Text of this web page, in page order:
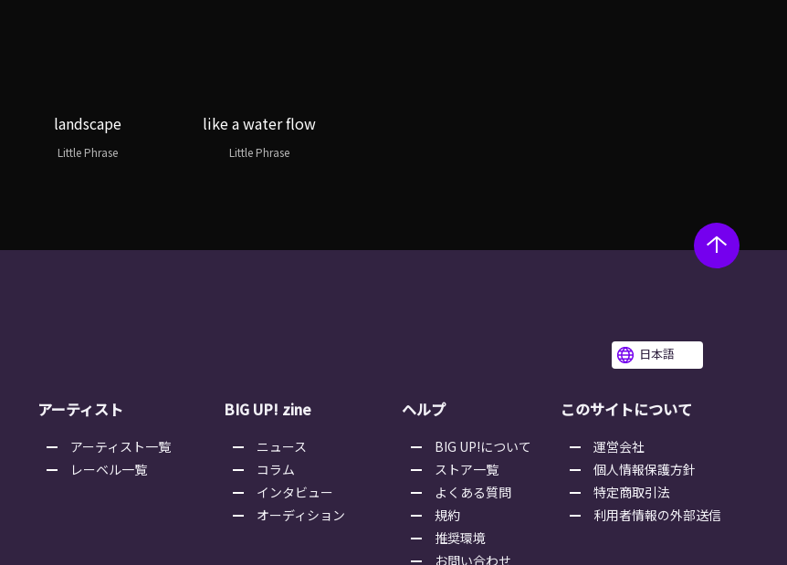
landscape
Little Phrase
like a water flow
Little Phrase
日本語
アーティスト
アーティスト一覧
レーベル一覧
BIG UP! zine
ニュース
コラム
インタビュー
オーディション
ヘルプ
BIG UP!について
ストア一覧
よくある質問
規約
推奨環境
お問い合わせ
このサイトについて
運営会社
個人情報保護方針
特定商取引法
利用者情報の外部送信